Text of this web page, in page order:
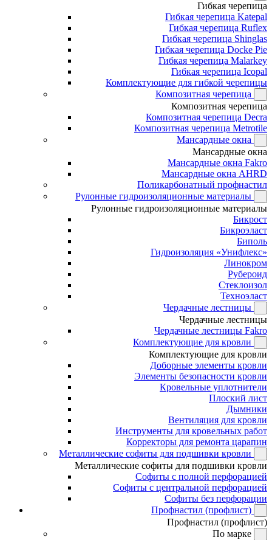
Гибкая черепица
Гибкая черепица Katepal
Гибкая черепица Ruflex
Гибкая черепица Shinglas
Гибкая черепица Docke Pie
Гибкая черепица Malarkey
Гибкая черепица Icopal
Комплектующие для гибкой черепицы
Композитная черепица
Композитная черепица
Композитная черепица Decra
Композитная черепица Metrotile
Мансардные окна
Мансардные окна
Мансардные окна Fakro
Мансардные окна AHRD
Поликарбонатный профнастил
Рулонные гидроизоляционные материалы
Рулонные гидроизоляционные материалы
Бикрост
Бикроэласт
Биполь
Гидроизоляция «Унифлекс»
Линокром
Рубероид
Стеклоизол
Техноэласт
Чердачные лестницы
Чердачные лестницы
Чердачные лестницы Fakro
Комплектующие для кровли
Комплектующие для кровли
Доборные элементы кровли
Элементы безопасности кровли
Кровельные уплотнители
Плоский лист
Дымники
Вентиляция для кровли
Инструменты для кровельных работ
Корректоры для ремонта царапин
Металлические софиты для подшивки кровли
Металлические софиты для подшивки кровли
Софиты с полной перфорацией
Софиты с центральной перфорацией
Софиты без перфорации
Профнастил (профлист)
Профнастил (профлист)
По марке